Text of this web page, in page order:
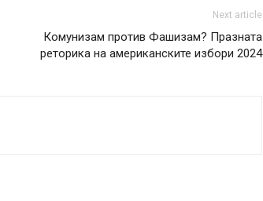
Next article
Комунизам против Фашизам? Празната
реторика на американските избори 2024